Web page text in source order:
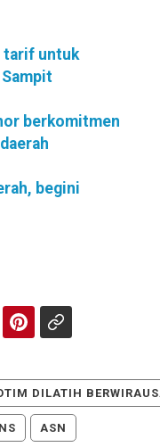
tarif untuk
berkomitmen
begini
DILATIH
ASN